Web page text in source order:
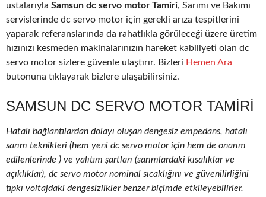
ustalarıyla Samsun dc servo motor Tamiri, Sarımı ve Bakımı
servislerinde dc servo motor için gerekli arıza tespitlerini
yaparak referanslarında da rahatlıkla görüleceği üzere üretim
hızınızı kesmeden makinalarınızın hareket kabiliyeti olan dc
servo motor sizlere güvenle ulaştırır. Bizleri Hemen Ara
butonuna tıklayarak bizlere ulaşabilirsiniz.
SAMSUN DC SERVO MOTOR TAMIRI
Hatalı bağlantılardan dolayı oluşan dengesiz empedans, hatalı
sarım teknikleri (hem yeni dc servo motor için hem de onarım
edilenlerinde ) ve yalıtım şartları (sarımlardaki kısalıklar ve
açıklıklar), dc servo motor nominal sıcaklığını ve güvenilirliğini
tıpkı voltajdaki dengesizlikler benzer biçimde etkileyebilirler.